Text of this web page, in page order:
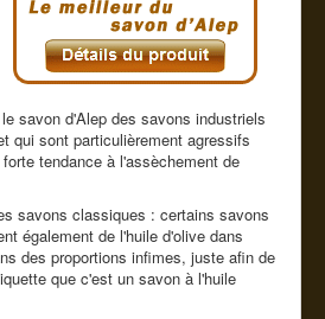
savon d'Alep des savons industriels
qui sont particulièrement agressifs
tendance à l'assèchement de
savons classiques : certains savons
également de l'huile d'olive dans
des proportions infimes, juste afin de
que c'est un savon à l'huile